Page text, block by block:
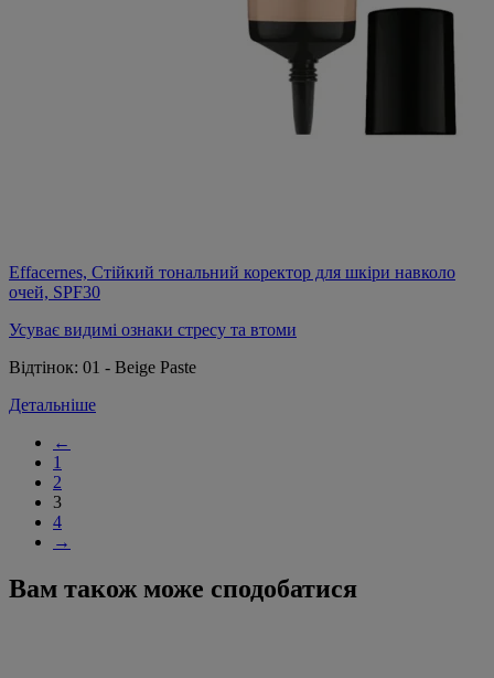
Effacernes, Стійкий тональний коректор для шкіри навколо
очей, SPF30
Усуває видимі ознаки стресу та втоми
Відтінок: 01 - Beige Paste
Детальніше
←
1
2
3
4
→
Вам також може сподобатися